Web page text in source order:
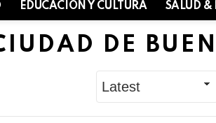
EDUCACIÓN Y CULTURA SALUD &
DE